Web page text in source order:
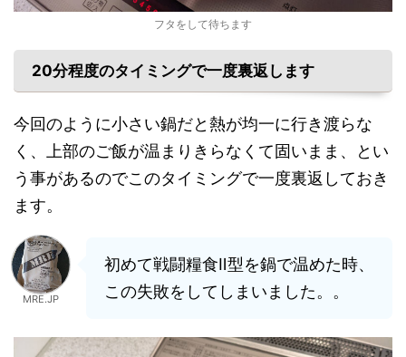
フタをして待ちます
20分程度のタイミングで一度裏返します
今回のように小さい鍋だと熱が均一に行き渡らな
く、上部のご飯が温まりきらなくて固いまま、とい
う事があるのでこのタイミングで一度裏返しておき
ます。
MRE.JP
初めて戦闘糧食Ⅱ型を鍋で温めた時、
この失敗をしてしまいました。。